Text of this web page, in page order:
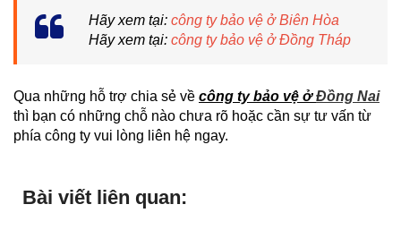
Hãy xem tại: công ty bảo vệ ở Biên Hòa
Hãy xem tại: công ty bảo vệ ở Đồng Tháp
Qua những hỗ trợ chia sẻ về công ty bảo vệ ởĐồng Nai
thì bạn có những chỗ nào chưa rõ hoặc cần sự tư vấn từ
phía công ty vui lòng liên hệ ngay.
Bài viết liên quan: